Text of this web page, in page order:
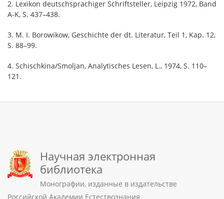
2. Lexikon deutschsprachiger Schriftsteller, Leipzig 1972, Band
A-K, S. 437–438.
3. M. I. Borowikow, Geschichte der dt. Literatur, Teil 1, Kap. 12,
S. 88–99.
4. Schischkina/Smoljan, Analytisches Lesen, L., 1974, S. 110–
121.
Научная электронная
библиотека
Монографии, изданные в издательстве
Российской Академии Естествознания